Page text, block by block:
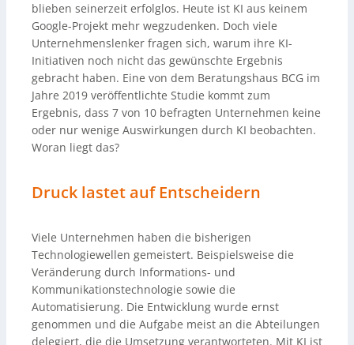
blieben seinerzeit erfolglos. Heute ist KI aus keinem
Google-Projekt mehr wegzudenken. Doch viele
Unternehmenslenker fragen sich, warum ihre KI-
Initiativen noch nicht das gewünschte Ergebnis
gebracht haben. Eine von dem Beratungshaus BCG im
Jahre 2019 veröffentlichte Studie kommt zum
Ergebnis, dass 7 von 10 befragten Unternehmen keine
oder nur wenige Auswirkungen durch KI beobachten.
Woran liegt das?
Druck lastet auf Entscheidern
Viele Unternehmen haben die bisherigen
Technologiewellen gemeistert. Beispielsweise die
Veränderung durch Informations- und
Kommunikationstechnologie sowie die
Automatisierung. Die Entwicklung wurde ernst
genommen und die Aufgabe meist an die Abteilungen
delegiert, die die Umsetzung verantworteten. Mit KI ist